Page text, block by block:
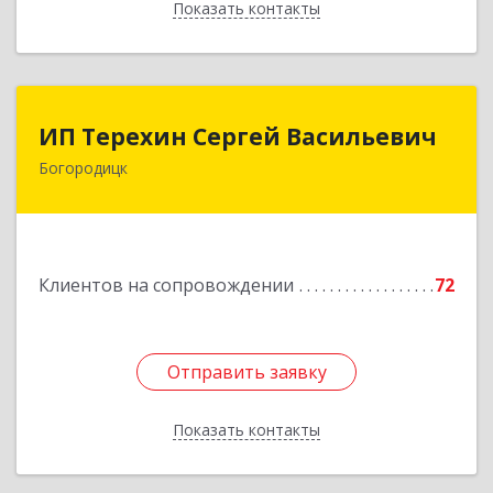
Показать контакты
Назад
ИП Терехин Сергей Васильевич
Богородицк
Клиентов на сопровождении 72
Отправить заявку
Показать контакты
ИП Терехин Сергей Васильевич
301831, Тульская обл, Богородицкий р-н,
Отправить заявку
Назад